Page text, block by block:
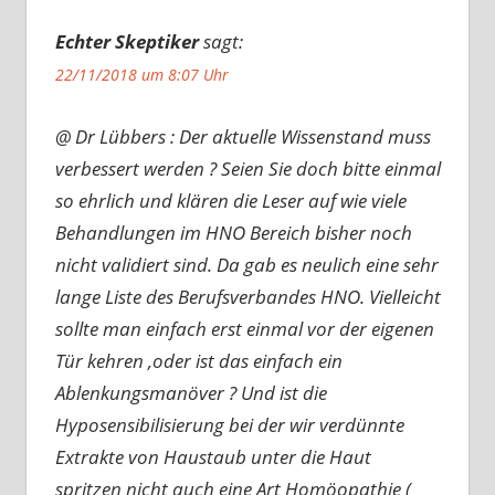
Echter Skeptikersagt:
22/11/2018 um 8:07 Uhr
@ Dr Lübbers : Der aktuelle Wissenstand muss
verbessert werden ? Seien Sie doch bitte einmal
so ehrlich und klären die Leser auf wie viele
Behandlungen im HNO Bereich bisher noch
nicht validiert sind. Da gab es neulich eine sehr
lange Liste des Berufsverbandes HNO. Vielleicht
sollte man einfach erst einmal vor der eigenen
Tür kehren ,oder ist das einfach ein
Ablenkungsmanöver ? Und ist die
Hyposensibilisierung bei der wir verdünnte
Extrakte von Haustaub unter die Haut
spritzen nicht auch eine Art Homöopathie (